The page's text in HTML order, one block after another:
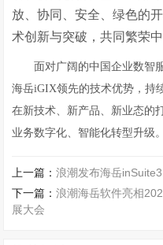
放、协同、安全、绿色的
术创新与突破，共同繁荣
面对广阔的中国企业数智
海岳iGIX领先的技术优势，持
在新技术、新产品、新业态的
业务数字化、智能化转型升级。
上一篇：浪潮发布海岳
下一篇：浪潮海岳软件亮相
展大会